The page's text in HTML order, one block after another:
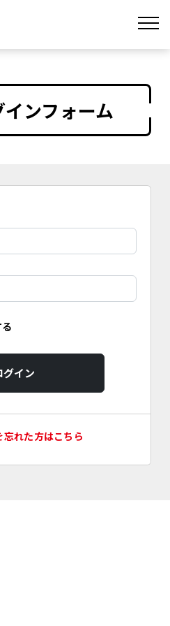
ンフォーム
グイン
れた方はこちら